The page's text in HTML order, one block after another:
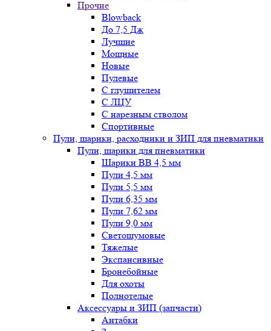
Прочие
Blowback
До 7,5 Дж
Лучшие
Мощные
Новые
Пулевые
С глушителем
С ЛЦУ
С нарезным стволом
Спортивные
Пули, шарики, расходники и ЗИП для пневматики
Пули, шарики для пневматики
Шарики BB 4,5 мм
Пули 4,5 мм
Пули 5,5 мм
Пули 6,35 мм
Пули 7,62 мм
Пули 9,0 мм
Светошумовые
Тяжелые
Экспансивные
Бронебойные
Для охоты
Полнотелые
Аксессуары и ЗИП (запчасти)
Антабки